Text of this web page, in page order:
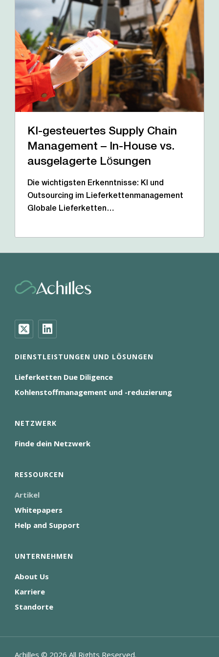
KI-gesteuertes Supply Chain
Management – In-House vs.
ausgelagerte Lösungen
Die wichtigsten Erkenntnisse: KI und
Outsourcing im Lieferkettenmanagement
Globale Lieferketten…
DIENSTLEISTUNGEN UND LÖSUNGEN
Lieferketten Due Diligence
Kohlenstoffmanagement und -reduzierung
NETZWERK
Finde dein Netzwerk
RESSOURCEN
Artikel
Whitepapers
Help and Support
UNTERNEHMEN
About Us
Karriere
Standorte
Achilles © 2026 All Rights Reserved.